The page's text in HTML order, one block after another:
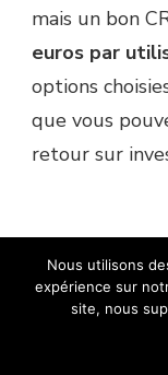
mais un bon
euros par
options
que vous
retour sur
Est-il
avec
déjà ?
Nous utilisons
expérience sur
site, nous